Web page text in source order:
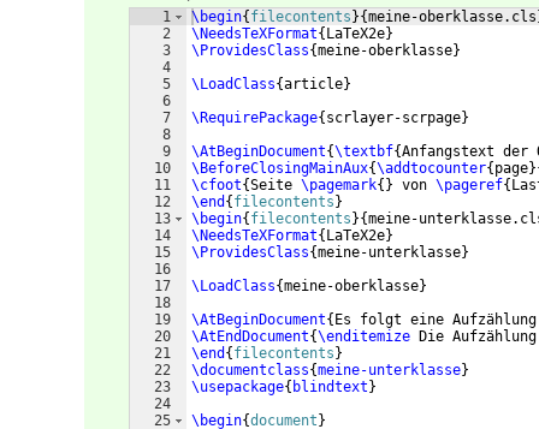
1
2
3
4
5
6
7
8
9
10
11
12
13
14
15
16
17
18
19
20
21
22
23
24
25
\begin{ filecontents }{meine-oberklasse.cls
\NeedsTeXFormat{ LaTeX2e}
\ProvidesClass{meine-oberklasse}
\LoadClass{article}
\RequirePackage{ scrlayer-scrpage}
\AtBeginDocument{\textbf{Anfangstext der
\BeforeClosingMainAux{\addtocounter{ page}
\cfoot{Seite \pagemark{ } von \pageref{
\end { filecontents }
\begin{ filecontents }{meine-
\NeedsTeXFormat{ LaTeX2e}
\ProvidesClass{meine-unterklasse}
\LoadClass{meine-oberklasse}
\AtBeginDocument{ Es folgt eine
\AtEndDocument{\enditemize Die
\end { filecontents }
\documentclass{meine-unterklasse}
\usepackage{ blindtext }
\begin{document }